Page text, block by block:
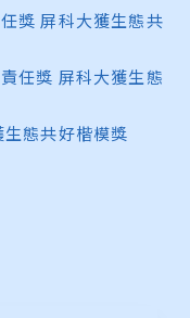
獎 屏科大獲生態共
任獎 屏科大獲生態
態共好楷模獎